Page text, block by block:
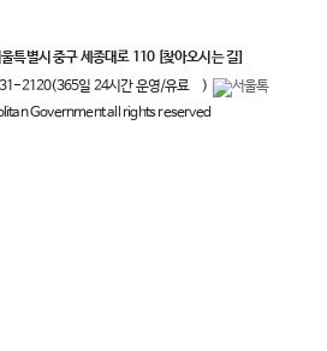
특별시 중구 세종대로 110 [찾아오시는 길]
2120(365일 24시간 운영/유료
)
Government all rights reserved